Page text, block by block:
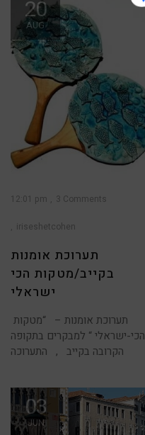
20
AUG
12:01 pm 3 Comments
iriseshetcohen
תערוכת אומנות
בקייב/מטקות הכי
ישראלי
הכי-ישראלי “ למבקרים בתקופה
הקרובה בקייב , התערוכה
03
JUN